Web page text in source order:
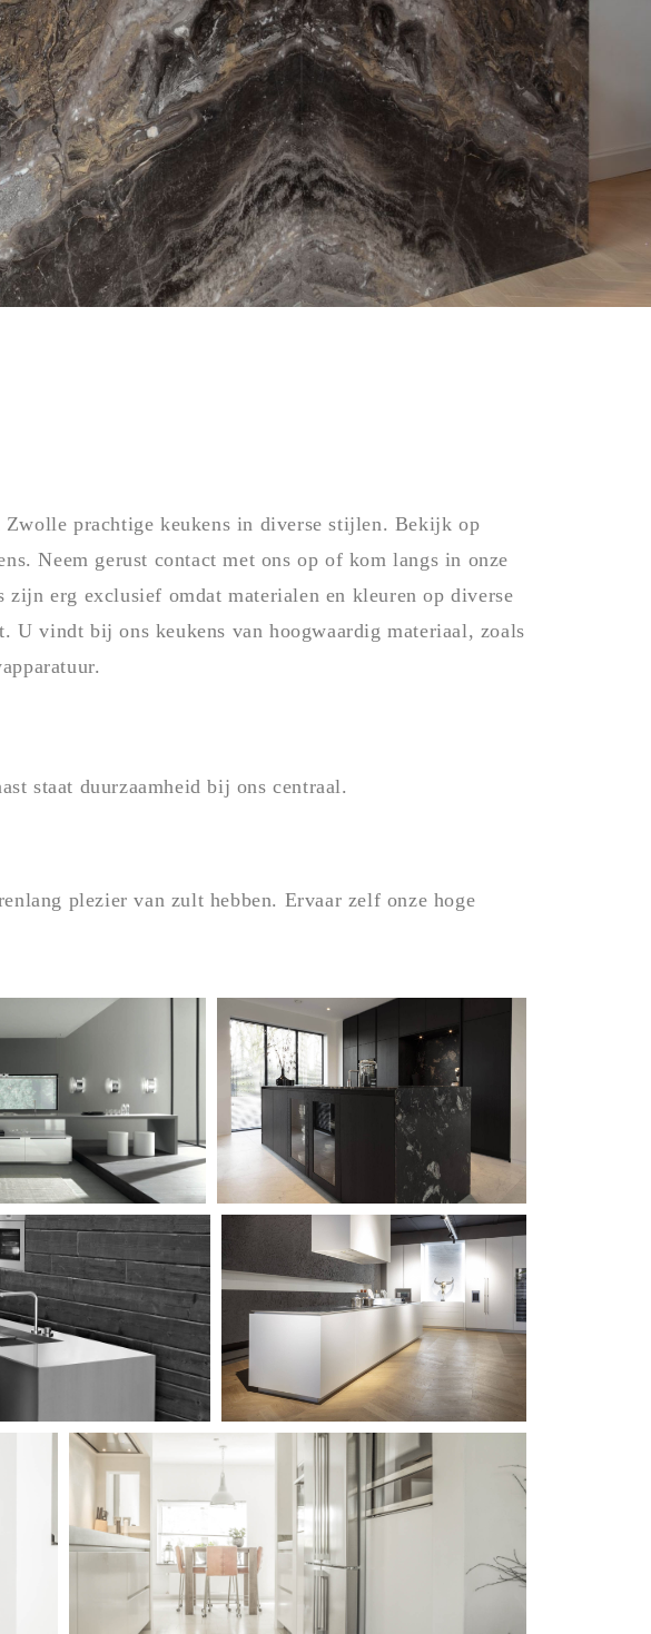
prachtige keukens in diverse stijlen. Bekijk op
Neem gerust contact met ons op of kom langs in onze
zijn erg exclusief omdat materialen en kleuren op diverse
U vindt bij ons keukens van hoogwaardig materiaal, zoals
staat duurzaamheid bij ons centraal.
plezier van zult hebben. Ervaar zelf onze hoge